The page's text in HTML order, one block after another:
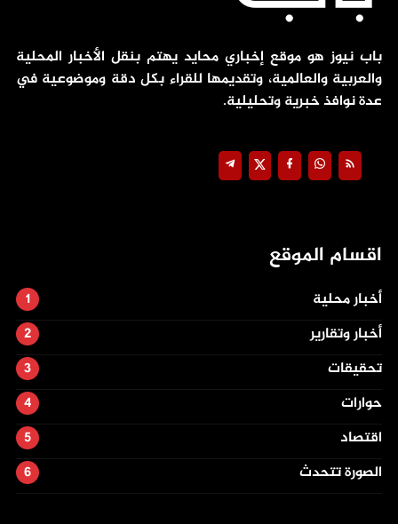
باب نيوز هو موقع إخباري محايد يهتم بنقل الأخبار المحلية
والعربية والعالمية، وتقديمها للقراء بكل دقة وموضوعية في
عدة نوافذ خبرية وتحليلية.
اقسام الموقع
أخبار محلية
أخبار وتقارير
تحقيقات
حوارات
اقتصاد
الصورة تتحدث